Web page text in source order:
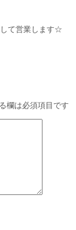
て営業します☆
欄は必須項目です